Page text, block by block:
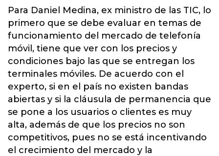
Para Daniel Medina, ex ministro de las TIC, lo
primero que se debe evaluar en temas de
funcionamiento del mercado de telefonía
móvil, tiene que ver con los precios y
condiciones bajo las que se entregan los
terminales móviles. De acuerdo con el
experto, si en el país no existen bandas
abiertas y si la cláusula de permanencia que
se pone a los usuarios o clientes es muy
alta, además de que los precios no son
competitivos, pues no se está incentivando
el crecimiento del mercado y la